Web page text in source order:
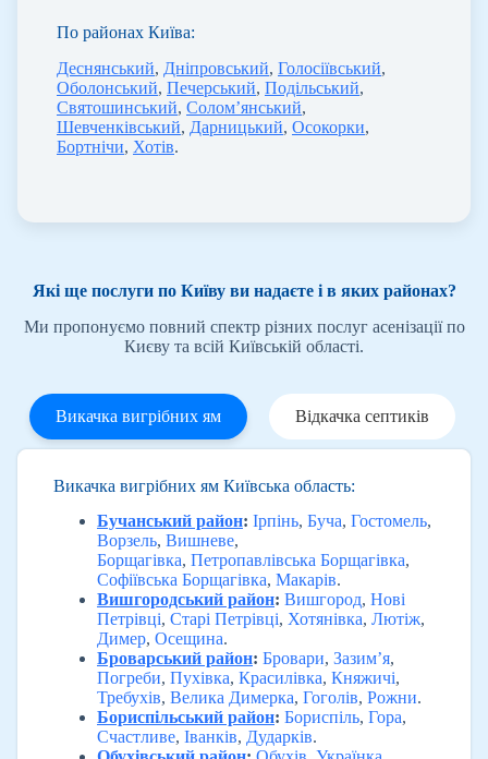
По районах Київа:
Деснянський, Дніпровський, Голосіївський,
Оболонський, Печерський, Подільський,
Святошинський, Солом’янський,
Шевченківський, Дарницький, Осокорки,
Бортнічи, Хотів.
Які ще послуги по Київу ви надаєте і в яких районах?
Ми пропонуємо повний спектр різних послуг асенізації по
Києву та всій Київській області.
Викачка вигрібних ям Відкачка септиків
Викачка вигрібних ям Київська область:
Бучанський район: Ірпінь, Буча, Гостомель,
Ворзель, Вишневе,
Борщагівка, Петропавлівська Борщагівка,
Софіївська Борщагівка, Макарів.
Вишгородський район: Вишгород, Нові
Петрівці, Старі Петрівці, Хотянівка, Лютіж,
Димер, Осещина.
Броварський район: Бровари, Зазим’я,
Погреби, Пухівка, Красилівка, Княжичі,
Требухів, Велика Димерка, Гоголів, Рожни.
Бориспільський район: Бориспіль, Гора,
Счастливе, Іванків, Дударків.